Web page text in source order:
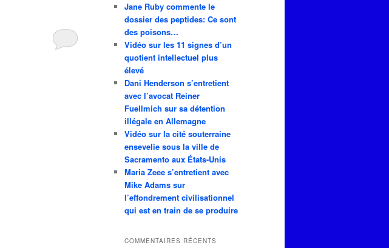
Jane Ruby commente le
dossier des peptides: Ce sont
des poisons…
Vidéo sur les 11 signes d’un
quotient intellectuel plus
élevé
Dani Henderson s’entretient
avec l’avocat Reiner
Fuellmich sur sa détention
illégale en Allemagne
Vidéo sur la cité souterraine
ensevelie sous la ville de
Sacramento aux États-Unis
Maria Zeee s’entretient avec
Mike Adams sur
l’effondrement civilisationnel
qui est en train de se produire
COMMENTAIRES RÉCENTS